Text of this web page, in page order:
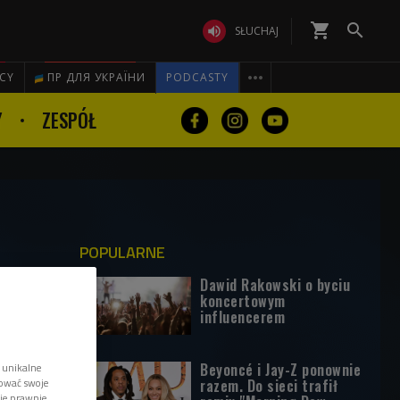
 SŁUCHAJ shopping_cart 
ПР ДЛЯ УКРАЇНИ PODCASTY 
ZESPÓŁ
POPULARNE
Dawid Rakowski o byciu
koncertowym
influencerem
Beyoncé i Jay-Z ponownie
razem. Do sieci trafił
swoje